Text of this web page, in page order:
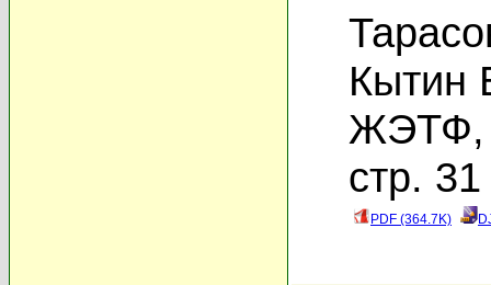
Кытин
ЖЭТФ,
стр. 31
PDF (364.7K)